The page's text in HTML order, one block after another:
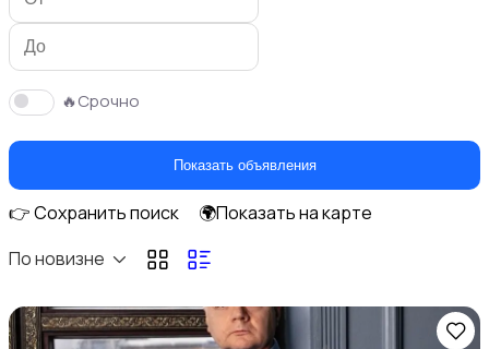
Красота и здоровье
🔥Срочно
Показать объявления
👉 Сохранить поиск
🌍Показать на карте
По новизне